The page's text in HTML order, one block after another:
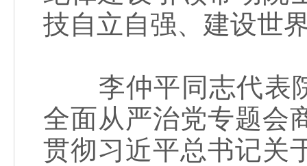
技自立自强、建设世
李仲平同志代表院
全面从严治党专题会
贯彻习近平总书记关